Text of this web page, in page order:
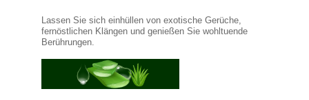
Lassen Sie sich einhüllen von exotische Gerüche,
fernöstlichen Klängen und genießen Sie wohltuende
Berührungen.